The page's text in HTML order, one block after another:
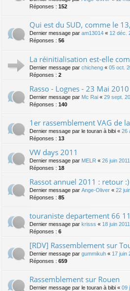
Réponses : 152
Qui est du SUD, comme le
Dernier message par am13014 « 12 déc.
Réponses : 56
La réinitialisation est-elle
Dernier message par chicheng « 05 oct.
Réponses : 2
Rasso - Lognes - 23 Mai
Dernier message par Mc Rai « 29 sept.
Réponses : 140
1er rassemblement VAG de
Dernier message par le touran à bibi « 26
Réponses : 13
VW days 2011
Dernier message par MELR « 26 juin
Réponses : 18
Rassot annuel 2011 : retour :)
Dernier message par Ange-Oliver « 22
Réponses : 85
touraniste departement 66
Dernier message par krisss « 18 juin
Réponses : 6
[RDV] Rassemblement sur
Dernier message par gummikuh « 17 juin
Réponses : 659
Rassemblement sur Rouen
Dernier message par le touran à bibi « 09